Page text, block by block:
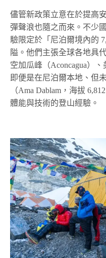
儘管新政策立意在於提高
彈聲浪也隨之而來。不少
驗限定於「尼泊爾境內的
隘。他們主張全球各地具
空加瓜峰（Aconcagua）
即便是在尼泊爾本地、但
（Ama Dablam，海拔
體能與技術的登山經驗。